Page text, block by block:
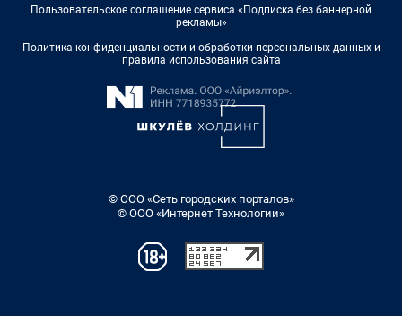
Пользовательское соглашение сервиса «Подписка без баннерной
рекламы»
Политика конфиденциальности и обработки персональных данных и
правила использования сайта
© ООО «Сеть городских порталов»
© ООО «Интернет Технологии»